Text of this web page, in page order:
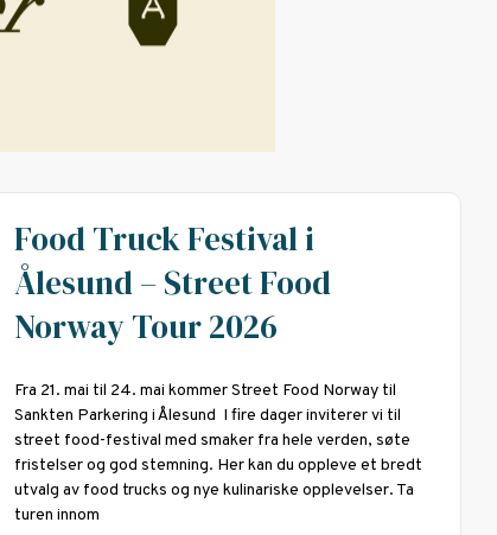
Food Truck Festival i
Ålesund – Street Food
Norway Tour 2026
Fra 21. mai til 24. mai kommer Street Food Norway til
Sankten Parkering i Ålesund I fire dager inviterer vi til
street food-festival med smaker fra hele verden, søte
fristelser og god stemning. Her kan du oppleve et bredt
utvalg av food trucks og nye kulinariske opplevelser. Ta
turen innom